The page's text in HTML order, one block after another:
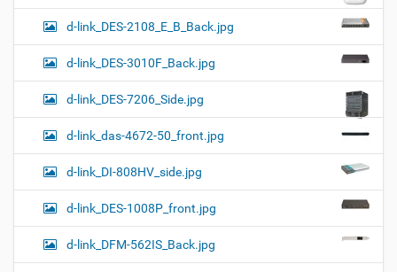
d-link_DES-2108_E_B_Back.jpg
d-link_DES-3010F_Back.jpg
d-link_DES-7206_Side.jpg
d-link_das-4672-50_front.jpg
d-link_DI-808HV_side.jpg
d-link_DES-1008P_front.jpg
d-link_DFM-562IS_Back.jpg